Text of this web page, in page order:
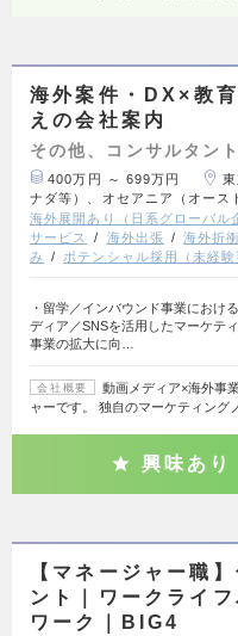
海外案件・DX×教
えの会社案内
その他、コンサルタン
400万円 ～ 699万円
ナダ等）、オセアニア（オース
海外展開あり（日系グローバル
サービス
海外出張 海外折衝
み
ポテンシャル採用（未経験
・留学／インバウンド事業におけ
ディア／SNSを活用したマーケテ
事業の拡大に向…
会社概要
動画メディア×海外事
ャーです。 独自のマーケティング
興味あり
【マネージャー職
ント｜ワークライ
ワーク｜BIG4